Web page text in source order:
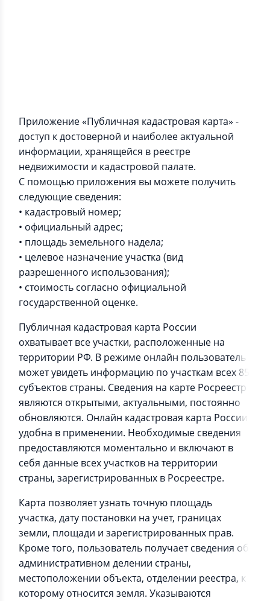
Приложение «Публичная кадастровая карта» -
доступ к достоверной и наиболее актуальной
информации, хранящейся в реестре
недвижимости и кадастровой палате.
С помощью приложения вы можете получить
следующие сведения:
• кадастровый номер;
• официальный адрес;
• площадь земельного надела;
• целевое назначение участка (вид
разрешенного использования);
• стоимость согласно официальной
государственной оценке.
Публичная кадастровая карта России
охватывает все участки, расположенные на
территории РФ. В режиме онлайн пользователь
может увидеть информацию по участкам всех 85
субъектов страны. Сведения на карте Росреестр
являются открытыми, актуальными, постоянно
обновляются. Онлайн кадастровая карта России
удобна в применении. Необходимые сведения
предоставляются моментально и включают в
себя данные всех участков на территории
страны, зарегистрированных в Росреестре.
Карта позволяет узнать точную площадь
участка, дату постановки на учет, границах
земли, площади и зарегистрированных прав.
Кроме того, пользователь получает сведения об
административном делении страны,
местоположении объекта, отделении реестра, к
которому относится земля. Указываются